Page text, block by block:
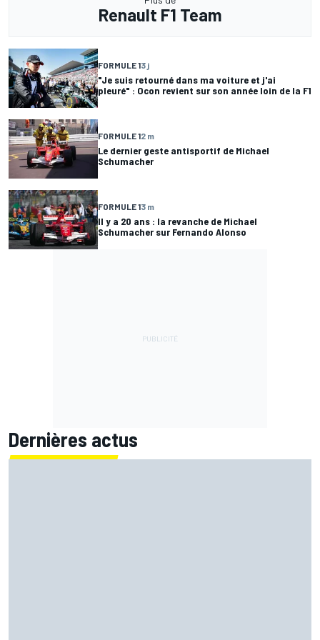
Renault F1 Team
FORMULE 13 j
"Je suis retourné dans ma voiture et j'ai
pleuré" : Ocon revient sur son année loin de la F1
FORMULE 12 m
Le dernier geste antisportif de Michael
Schumacher
FORMULE 13 m
Il y a 20 ans : la revanche de Michael
Schumacher sur Fernando Alonso
Dernières actus